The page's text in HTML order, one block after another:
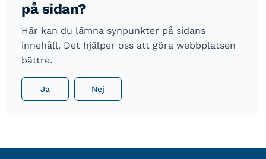
på sidan?
Här kan du lämna synpunkter på sidans
innehåll. Det hjälper oss att göra webbplatsen
bättre.
Ja Nej